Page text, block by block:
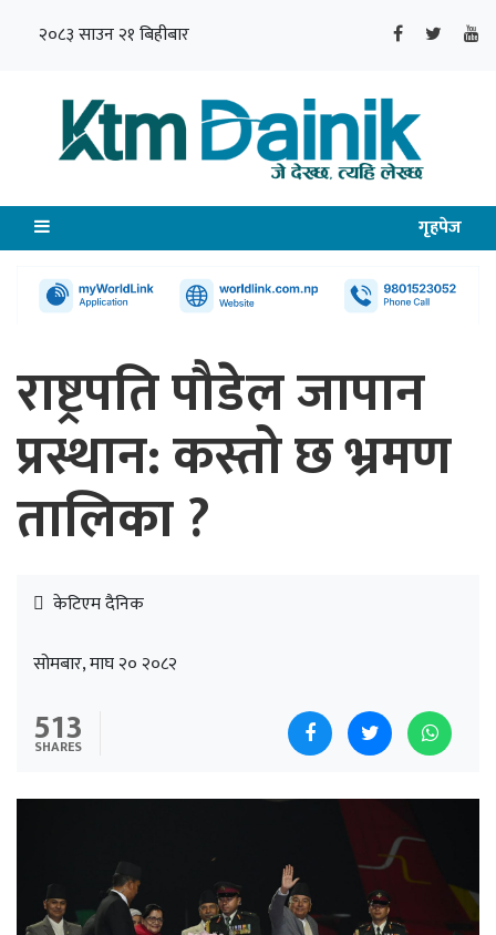
२०८३ साउन २१ बिहीबार
गृहपेज
राष्ट्रपति पौडेल जापान
प्रस्थान: कस्तो छ भ्रमण
तालिका ?
केटिएम दैनिक
सोमबार, माघ २० २०८२
513
SHARES